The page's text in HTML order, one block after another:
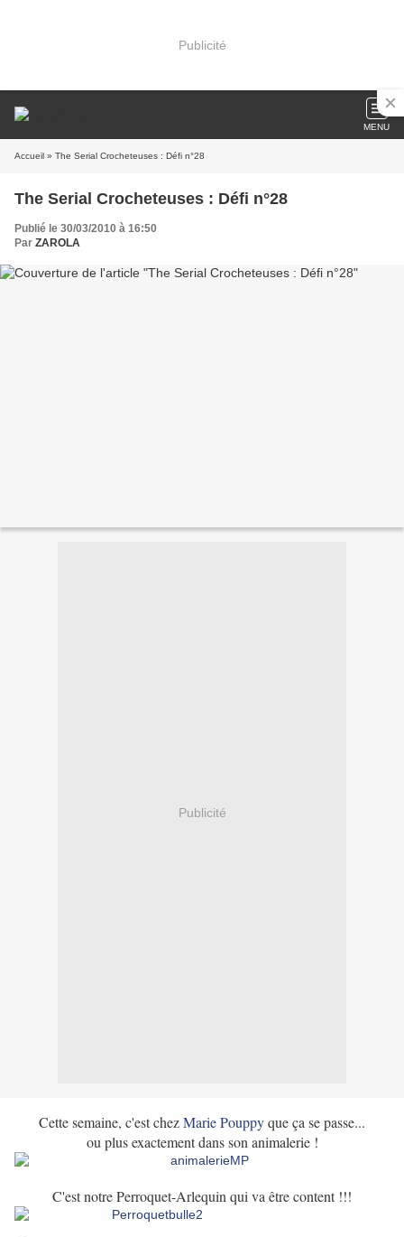
Publicité
MENU
Accueil » The Serial Crocheteuses : Défi n°28
The Serial Crocheteuses : Défi n°28
Publié le 30/03/2010 à 16:50
Par ZAROLA
Publicité
Cette semaine, c'est chezMarie Pouppyque ça se passe...
ou plus exactement dans son animalerie !
C'est notre Perroquet-Arlequin qui va être content !!!